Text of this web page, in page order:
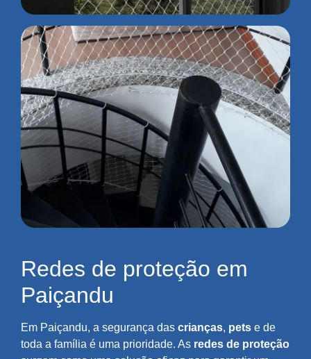
Redes de proteção em
Paiçandu
Em Paiçandu, a segurança das crianças, pets e de
toda a família é uma prioridade. As redes de proteção